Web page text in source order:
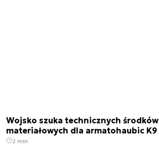
Wojsko szuka technicznych środków
materiałowych dla armatohaubic K9
2 min.